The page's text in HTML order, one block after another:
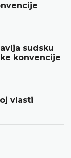
sudsku
konvencije
vlasti